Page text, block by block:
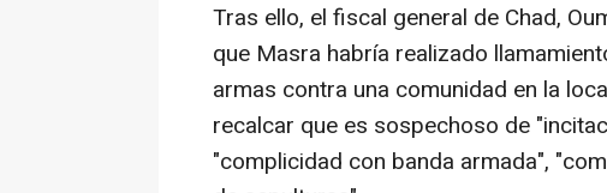
Tras ello, el fiscal general de Chad,
que Masra habría realizado
armas contra una comunidad en la
recalcar que es sospechoso de
"complicidad con banda armada",